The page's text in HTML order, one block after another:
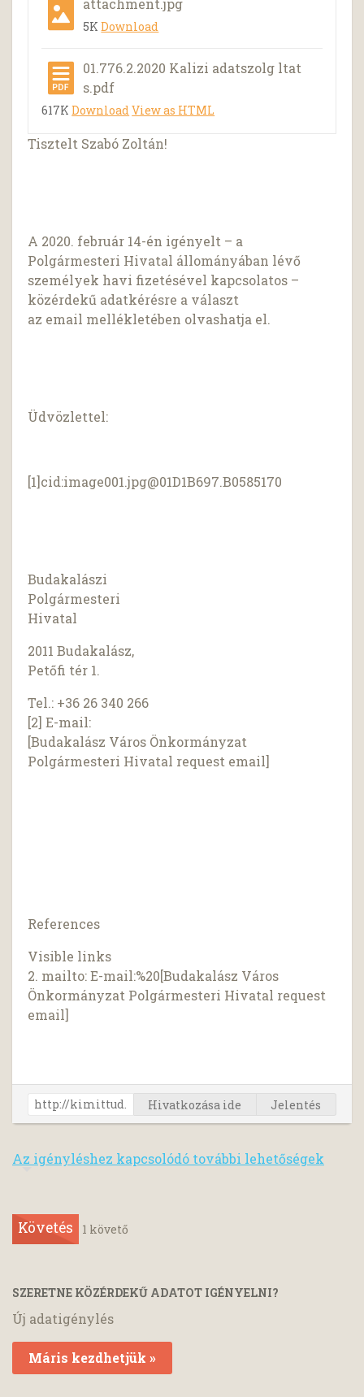
5KDownload
01.776.2.2020 Kalizi adatszolg ltat
s.pdf
617KDownload View as HTML
Tisztelt Szabó Zoltán!
A 2020. február 14-én igényelt – a
Polgármesteri Hivatal állományában lévő
személyek havi fizetésével kapcsolatos –
közérdekű adatkérésre a választ
az email mellékletében olvashatja el.
Üdvözlettel:
[1]cid:image001.jpg@01D1B697.B0585170
Budakalászi
Polgármesteri
Hivatal
2011 Budakalász,
Petőfi tér 1.
Tel.: +36 26 340 266
[2] E-mail:
[Budakalász Város Önkormányzat
Polgármesteri Hivatal request email]
References
Visible links
2. mailto: E-mail:%20[Budakalász Város
Önkormányzat Polgármesteri Hivatal request
email]
Hivatkozása ide Jelentés
Az igényléshez kapcsolódó további lehetőségek
Követés 1 követő
SZERETNE KÖZÉRDEKŰ ADATOT IGÉNYELNI?
Új adatigénylés
Máris kezdhetjük »